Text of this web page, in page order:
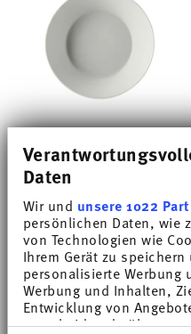
Daten
Wir und unsere 1022
persönlichen Daten, wie
von Technologien wie
Ihrem Gerät zu
personalisierte Werbung
Werbung und Inhalten,
Entwicklung von
entscheiden darüber,
TRIC WHITE
Suppenschale
14,50 €Price reduced from
18,00 €to
30-Tage-Bestpreis: 18,00 €